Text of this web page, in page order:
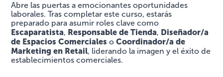
Abre las puertas a emocionantes oportunidades
laborales. Tras completar este curso, estarás
preparado para asumir roles clave como
Escaparatista, Responsable de Tienda, Diseñador/a
de Espacios Comerciales oCoordinador/a de
Marketing en Retail, liderando la imagen y el éxito de
establecimientos comerciales.